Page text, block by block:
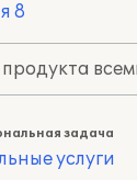
8
задача
услуги